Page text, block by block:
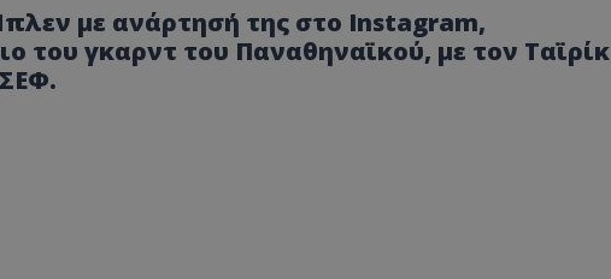
με ανάρτησή της στο Instagram,
του γκαρντ του Παναθηναϊκού, με τον Ταϊρίκ